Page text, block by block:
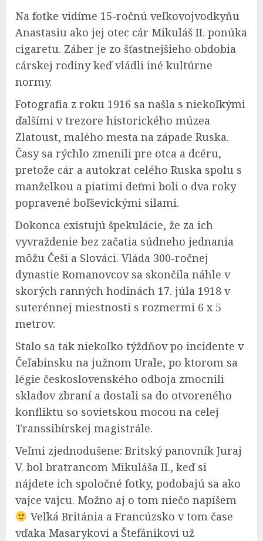
Na fotke vidíme 15-ročnú veľkovojvodkyňu
Anastasiu ako jej otec cár Mikuláš II. ponúka
cigaretu. Záber je zo šťastnejšieho obdobia
cárskej rodiny keď vládli iné kultúrne
normy.
Fotografia z roku 1916 sa našla s niekoľkými
ďalšími v trezore historického múzea
Zlatoust, malého mesta na západe Ruska.
Časy sa rýchlo zmenili pre otca a dcéru,
pretože cár a autokrat celého Ruska spolu s
manželkou a piatimi deťmi boli o dva roky
popravené boľševickými silami.
Dokonca existujú špekulácie, že za ich
vyvraždenie bez začatia súdneho jednania
môžu Češi a Slováci. Vláda 300-ročnej
dynastie Romanovcov sa skončila náhle v
skorých ranných hodinách 17. júla 1918 v
suterénnej miestnosti s rozmermi 6 x 5
metrov.
Stalo sa tak niekoľko týždňov po incidente v
Čeľabinsku na južnom Urale, po ktorom sa
légie československého odboja zmocnili
skladov zbraní a dostali sa do otvoreného
konfliktu so sovietskou mocou na celej
Transsibírskej magistrále.
Veľmi zjednodušene: Britský panovník Juraj
V. bol bratrancom Mikuláša II., keď si
nájdete ich spoločné fotky, podobajú sa ako
vajce vajcu. Možno aj o tom niečo napíšem
Veľká Británia a Francúzsko v tom čase
vďaka Masarykovi a Štefánikovi už